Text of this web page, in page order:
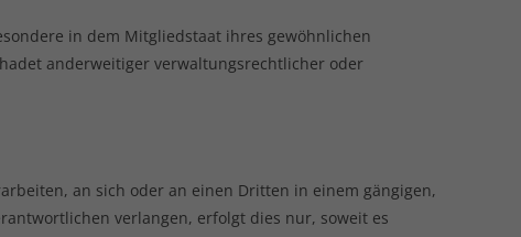
in dem Mitgliedstaat ihres gewöhnlichen
anderweitiger verwaltungsrechtlicher oder
an sich oder an einen Dritten in einem gängigen,
verlangen, erfolgt dies nur, soweit es